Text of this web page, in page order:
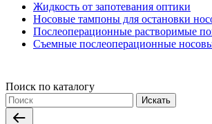
Жидкость от запотевания оптики
Носовые тампоны для остановки
Послеоперационные растворимые
Съемные послеоперационные
Поиск по каталогу
Искать